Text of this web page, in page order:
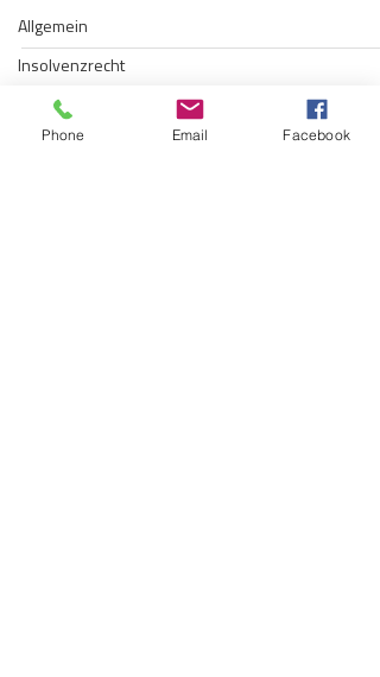
Allgemein
Insolvenzrecht
Handel
Konzessionsrecht
28. März 2022
Phone Email Facebook